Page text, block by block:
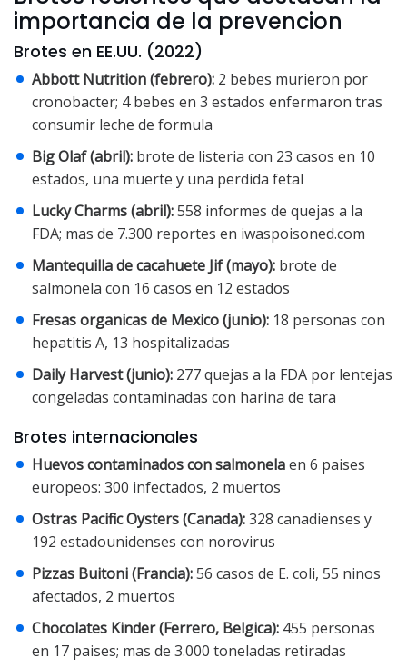
importancia de la prevencion
Brotes en EE.UU. (2022)
Abbott Nutrition (febrero): 2 bebes murieron por
cronobacter; 4 bebes en 3 estados enfermaron tras
consumir leche de formula
Big Olaf (abril): brote de listeria con 23 casos en 10
estados, una muerte y una perdida fetal
Lucky Charms (abril):558 informes de quejas a la
FDA; mas de 7.300 reportes en iwaspoisoned.com
Mantequilla de cacahuete Jif (mayo): brote de
salmonela con 16 casos en 12 estados
Fresas organicas de Mexico (junio): 18 personas con
hepatitis A, 13 hospitalizadas
Daily Harvest (junio): 277 quejas a la FDA por lentejas
congeladas contaminadas con harina de tara
Brotes internacionales
Huevos contaminados con salmonelaen 6 paises
europeos: 300 infectados, 2 muertos
Ostras Pacific Oysters (Canada):328 canadienses y
192 estadounidenses con norovirus
Pizzas Buitoni (Francia):56 casos de E. coli, 55 ninos
afectados, 2 muertos
Chocolates Kinder (Ferrero, Belgica): 455 personas
en 17 paises; mas de 3.000 toneladas retiradas